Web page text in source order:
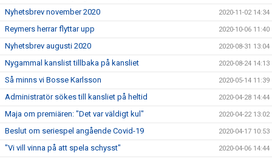
Nyhetsbrev november 2020 2020-11-02 14:34
Reymers herrar flyttar upp 2020-10-06 11:40
Nyhetsbrev augusti 2020 2020-08-31 13:04
Nygammal kanslist tillbaka på kansliet 2020-08-24 14:13
Så minns vi Bosse Karlsson 2020-05-14 11:39
Administratör sökes till kansliet på heltid 2020-04-28 14:44
Maja om premiären: "Det var väldigt kul" 2020-04-22 13:02
Beslut om seriespel angående Covid-19 2020-04-17 10:53
"Vi vill vinna på att spela schysst" 2020-04-06 14:44